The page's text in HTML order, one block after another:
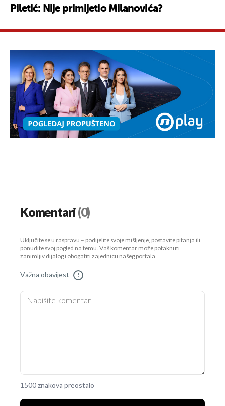
Piletić: Nije primijetio Milanovića?
Komentari(0)
Uključite se u raspravu – podijelite svoje mišljenje, postavite pitanja ili
ponudite svoj pogled na temu. Vaš komentar može potaknuti
zanimljiv dijalog i obogatiti zajednicu našeg portala.
Važna obavijest !
1500 znakova preostalo